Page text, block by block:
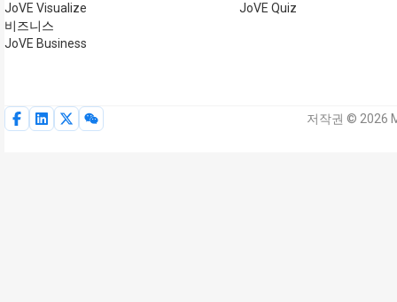
JoVE Visualize
비즈니스
JoVE Business
JoVE Quiz
저작권 © 2026